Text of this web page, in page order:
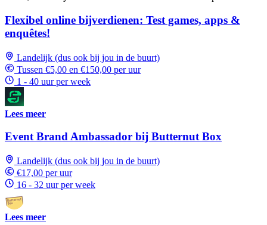
Flexibel online bijverdienen: Test games, apps &
enquêtes!
Landelijk (dus ook bij jou in de buurt)
Tussen €5,00 en €150,00 per uur
1 - 40 uur per week
Lees meer
Event Brand Ambassador bij Butternut Box
Landelijk (dus ook bij jou in de buurt)
€17,00 per uur
16 - 32 uur per week
Lees meer